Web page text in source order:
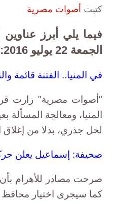
كتبت أصوات مصرية
فيما يلي أبرز
الجمعة 22 يوليو 2016:
في المنيا.. الفتنة قائمة
"أصوات مصرية" زارت
المنيا، ومعالجة
لحل جذري، بدلا من
صحيفة: إسماعيل يعلن
صرحت مصادر للأهرام بأن
كما سيجرى اختيار محافظ